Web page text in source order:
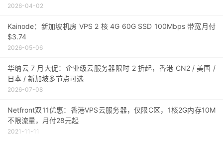
2026-04-02
Kainode：新加坡机房 VPS 2 核 4G 60G SSD 100Mbps 带宽月付
$3.74
2026-05-06
华纳云 7 月大促：企业级云服务器限时 2 折起，香港 CN2 / 美国 /
日本 / 新加坡多节点可选
2026-07-08
Netfront双11优惠：香港VPS云服务器，仅限C区，1核2G内存10M
不限流量，月付28元起
2021-11-11